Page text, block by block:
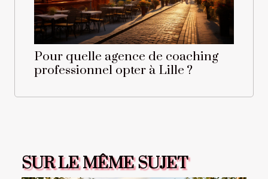
Pour quelle agence de coaching
professionnel opter à Lille ?
SUR LE MÊME SUJET